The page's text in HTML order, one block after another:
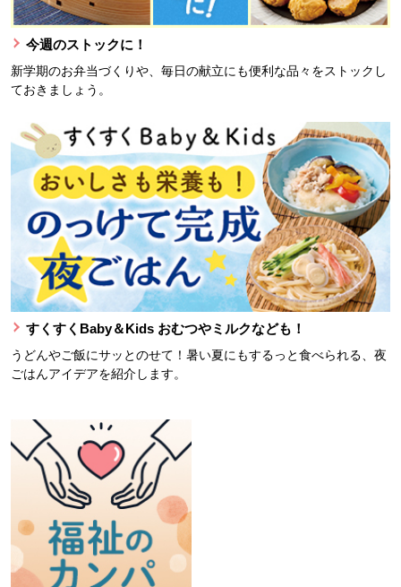
今週のストックに！
新学期のお弁当づくりや、毎日の献立にも便利な品々をストックし
ておきましょう。
すくすくBaby＆Kids おむつやミルクなども！
うどんやご飯にサッとのせて！暑い夏にもするっと食べられる、夜
ごはんアイデアを紹介します。